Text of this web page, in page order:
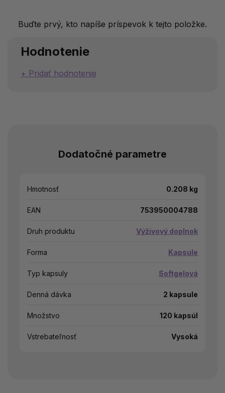
Buďte prvý, kto napíše príspevok k tejto položke.
Hodnotenie
Pridať hodnotenie
Dodatočné parametre
Hmotnosť 0.208 kg
EAN 753950004788
Druh produktu Výživový doplnok
Forma Kapsule
Typ kapsuly Softgelová
Denná dávka 2 kapsule
Množstvo 120 kapsúl
Vstrebateľnosť Vysoká